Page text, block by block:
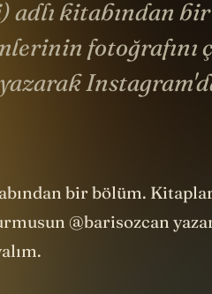
adlı kitabından
fotoğrafını
bir bölüm.
@barisozcan